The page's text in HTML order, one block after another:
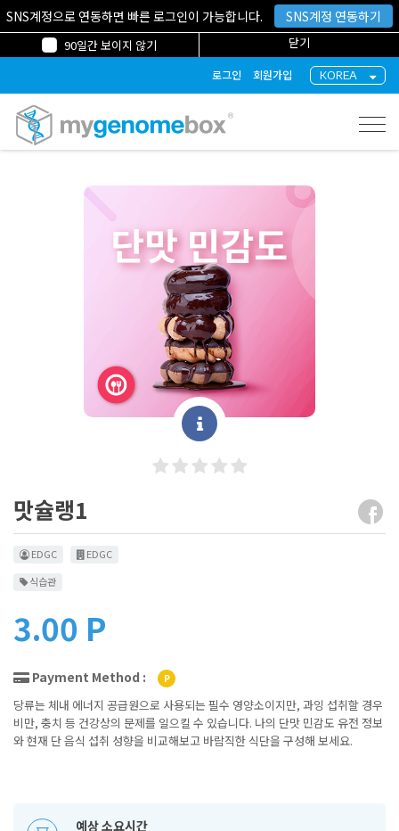
SNS계정으로 연동하면 빠른 로그인이 가능합니다. SNS계정 연동하기
90일간 보이지 않기 닫기
KOREA
로그인 회원가입
맛슐랭1
EDGC
EDGC
식습관
3.00 P
Payment Method : P
당류는 체내 에너지 공급원으로 사용되는 필수 영양소이지만, 과잉 섭취할 경우
비만, 충치 등 건강상의 문제를 일으킬 수 있습니다. 나의 단맛 민감도 유전 정보
와 현재 단 음식 섭취 성향을 비교해보고 바람직한 식단을 구성해 보세요.
예상 소요시간